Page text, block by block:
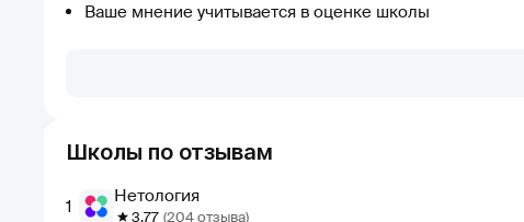
Ваше мнение учитывается в оценке школы
Школы по отзывам
1 Нетология
3.77 (204 отзыва)